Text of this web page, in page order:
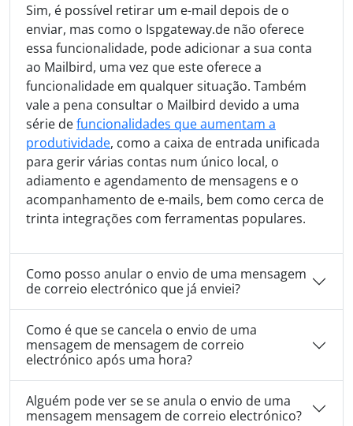
Sim, é possível retirar um e-mail depois de o
enviar, mas como o Ispgateway.de não oferece
essa funcionalidade, pode adicionar a sua conta
ao Mailbird, uma vez que este oferece a
funcionalidade em qualquer situação. Também
vale a pena consultar o Mailbird devido a uma
série defuncionalidades que aumentam a
produtividade, como a caixa de entrada unificada
para gerir várias contas num único local, o
adiamento e agendamento de mensagens e o
acompanhamento de e-mails, bem como cerca de
trinta integrações com ferramentas populares.
Como posso anular o envio de uma mensagem
de correio electrónico que já enviei?
Como é que se cancela o envio de uma
mensagem de mensagem de correio
electrónico após uma hora?
Alguém pode ver se se anula o envio de uma
mensagem mensagem de correio electrónico?